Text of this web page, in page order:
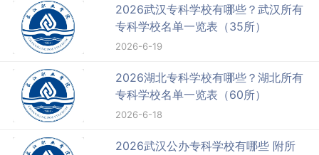
2026武汉专科学校有哪些？武汉所有
专科学校名单一览表（35所）
2026-6-19
2026湖北专科学校有哪些？湖北所有
专科学校名单一览表（60所）
2026-6-18
2026武汉公办专科学校有哪些 附所